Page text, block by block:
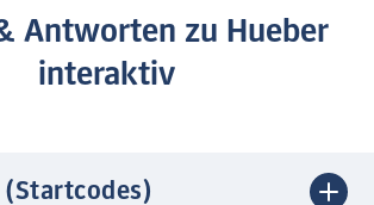
Antworten zu Hueber
interaktiv
(Startcodes)